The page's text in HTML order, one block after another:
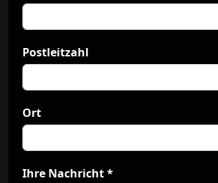
Postleitzahl
Ort
Ihre Nachricht*